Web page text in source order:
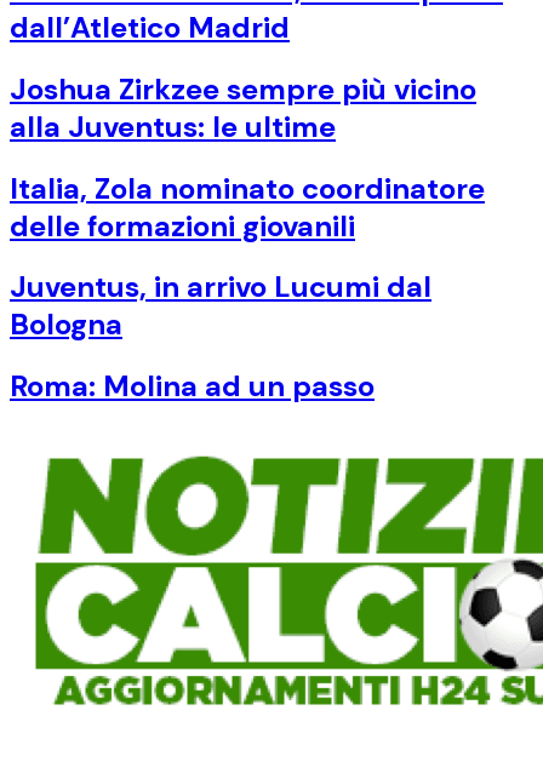
dall’Atletico Madrid
Joshua Zirkzee sempre più vicino
alla Juventus: le ultime
Italia, Zola nominato coordinatore
delle formazioni giovanili
Juventus, in arrivo Lucumi dal
Bologna
Roma: Molina ad un passo